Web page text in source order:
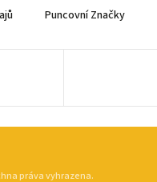
Puncovní Značky
práva vyhrazena.